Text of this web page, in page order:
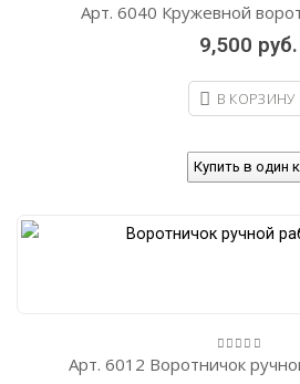
0
of
5
Арт. 6040 Кружевной
9,500 руб.
В КОРЗИНУ
Купить в один
0
Арт. 6012 Воротничок